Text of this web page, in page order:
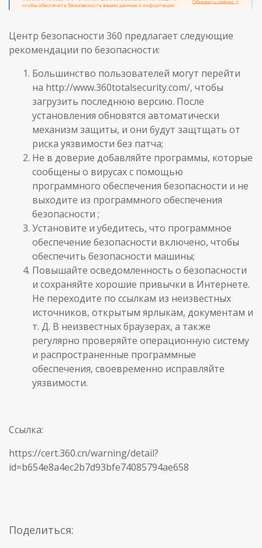
Центр безопасности 360 предлагает следующие
рекомендации по безопасности:
Большинство пользователей могут перейти
на http://www.360totalsecurity.com/, чтобы
загрузить последнюю версию. После
установления обновятся автоматически
механизм защиты, и они будут защтщать от
риска уязвимости без патча;
Не в доверие добавляйте программы, которые
сообщены о вирусах с помощью
программного обеспечения безопасности и не
выходите из программного обеспечения
безопасности ;
Установите и убедитесь, что программное
обеспечение безопасности включено, чтобы
обеспечить безопасности машины;
Повышайте осведомленность о безопасности
и сохраняйте хорошие привычки в Интернете.
Не переходите по ссылкам из неизвестных
источников, открытым ярлыкам, документам и
т. Д. В неизвестных браузерах, а также
регулярно проверяйте операционную систему
и распространенные программные
обеспечения, своевременно исправляйте
уязвимости.
Ссылка:
https://cert.360.cn/warning/detail?
id=b654e8a4ec2b7d93bfe74085794ae658
Поделиться: